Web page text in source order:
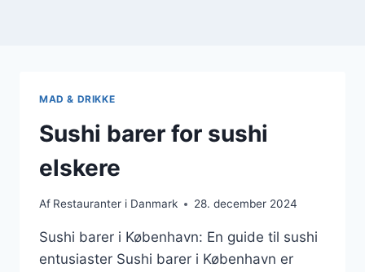
MAD & DRIKKE
Sushi barer for sushi
elskere
Af Restauranter i Danmark 28. december 2024
Sushi barer i København: En guide til sushi
entusiaster Sushi barer i København er